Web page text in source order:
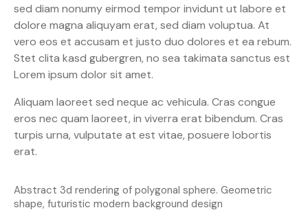
sed diam nonumy eirmod tempor invidunt ut labore et
dolore magna aliquyam erat, sed diam voluptua. At
vero eos et accusam et justo duo dolores et ea rebum.
Stet clita kasd gubergren, no sea takimata sanctus est
Lorem ipsum dolor sit amet.
Aliquam laoreet sed neque ac vehicula. Cras congue
eros nec quam laoreet, in viverra erat bibendum. Cras
turpis urna, vulputate at est vitae, posuere lobortis
erat.
Abstract 3d rendering of polygonal sphere. Geometric
shape, futuristic modern background design